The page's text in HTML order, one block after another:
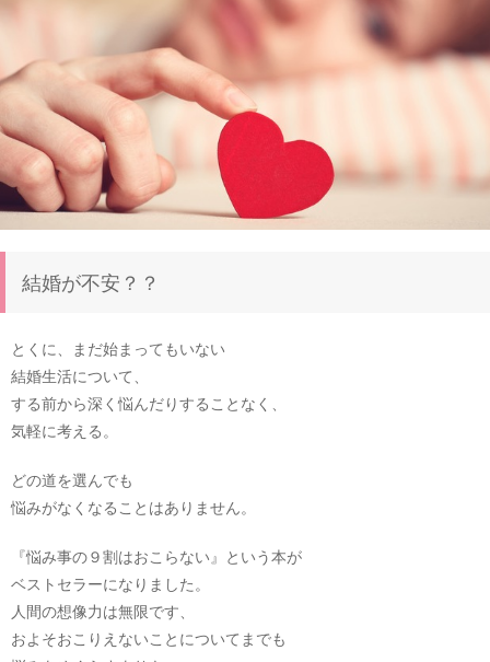
結婚が不安？？
とくに、まだ始まってもいない
結婚生活について、
する前から深く悩んだりすることなく、
気軽に考える。
どの道を選んでも
悩みがなくなることはありません。
『悩み事の９割はおこらない』という本が
ベストセラーになりました。
人間の想像力は無限です、
およそおこりえないことについてまでも